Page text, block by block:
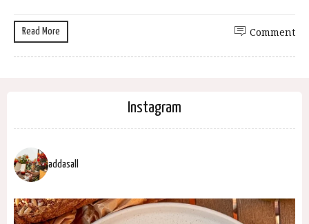
Read More Comment
Instagram
addasall